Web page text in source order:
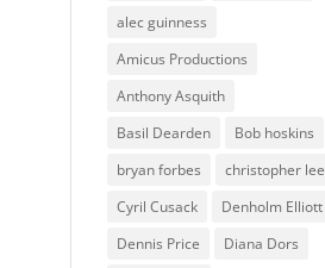
alec guinness
Amicus Productions
Anthony Asquith
Basil Dearden
Bob hoskins
bryan forbes
christopher lee
Cyril Cusack
Denholm Elliott
Dennis Price
Diana Dors